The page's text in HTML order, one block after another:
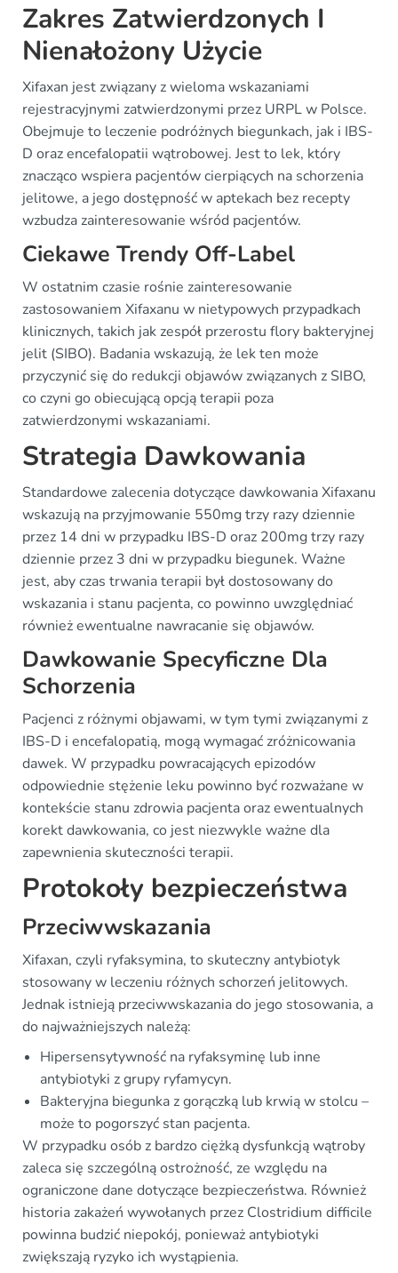
Zakres Zatwierdzonych I
Nienałożony Użycie
Xifaxan jest związany z wieloma wskazaniami
rejestracyjnymi zatwierdzonymi przez URPL w Polsce.
Obejmuje to leczenie podróżnych biegunkach, jak i IBS-
D oraz encefalopatii wątrobowej. Jest to lek, który
znacząco wspiera pacjentów cierpiących na schorzenia
jelitowe, a jego dostępność w aptekach bez recepty
wzbudza zainteresowanie wśród pacjentów.
Ciekawe Trendy Off-Label
W ostatnim czasie rośnie zainteresowanie
zastosowaniem Xifaxanu w nietypowych przypadkach
klinicznych, takich jak zespół przerostu flory bakteryjnej
jelit (SIBO). Badania wskazują, że lek ten może
przyczynić się do redukcji objawów związanych z SIBO,
co czyni go obiecującą opcją terapii poza
zatwierdzonymi wskazaniami.
Strategia Dawkowania
Standardowe zalecenia dotyczące dawkowania Xifaxanu
wskazują na przyjmowanie 550mg trzy razy dziennie
przez 14 dni w przypadku IBS-D oraz 200mg trzy razy
dziennie przez 3 dni w przypadku biegunek. Ważne
jest, aby czas trwania terapii był dostosowany do
wskazania i stanu pacjenta, co powinno uwzględniać
również ewentualne nawracanie się objawów.
Dawkowanie Specyficzne Dla
Schorzenia
Pacjenci z różnymi objawami, w tym tymi związanymi z
IBS-D i encefalopatią, mogą wymagać zróżnicowania
dawek. W przypadku powracających epizodów
odpowiednie stężenie leku powinno być rozważane w
kontekście stanu zdrowia pacjenta oraz ewentualnych
korekt dawkowania, co jest niezwykle ważne dla
zapewnienia skuteczności terapii.
Protokoły bezpieczeństwa
Przeciwwskazania
Xifaxan, czyli ryfaksymina, to skuteczny antybiotyk
stosowany w leczeniu różnych schorzeń jelitowych.
Jednak istnieją przeciwwskazania do jego stosowania, a
do najważniejszych należą:
Hipersensytywność na ryfaksyminę lub inne
antybiotyki z grupy ryfamycyn.
Bakteryjna biegunka z gorączką lub krwią w stolcu –
może to pogorszyć stan pacjenta.
W przypadku osób z bardzo ciężką dysfunkcją wątroby
zaleca się szczególną ostrożność, ze względu na
ograniczone dane dotyczące bezpieczeństwa. Również
historia zakażeń wywołanych przez Clostridium difficile
powinna budzić niepokój, ponieważ antybiotyki
zwiększają ryzyko ich wystąpienia.